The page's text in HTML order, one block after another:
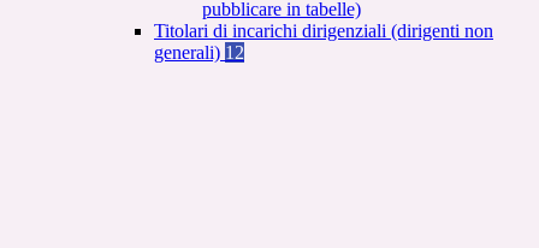
pubblicare in tabelle)
Titolari di incarichi dirigenziali (dirigenti non
generali) 12